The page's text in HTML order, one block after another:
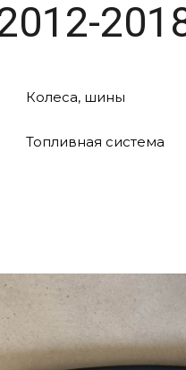
Колеса, шины
Топливная система